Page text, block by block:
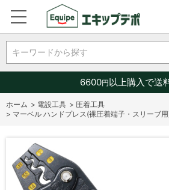
キーワードから探す
6600円以上購入で送
ホーム > 電設工具 > 圧着工具
> マーベル ハンドプレス(裸圧着端子・スリーブ